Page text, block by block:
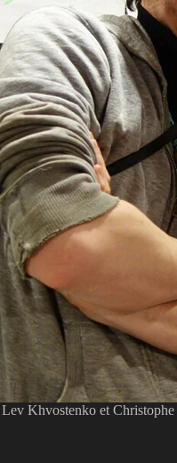
Lev Khvostenko et Christophe